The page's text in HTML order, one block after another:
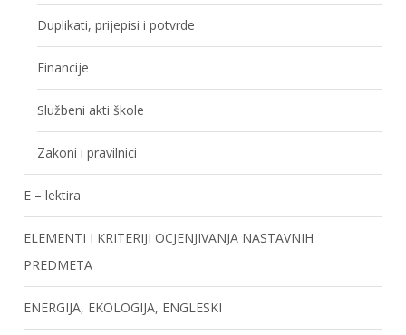
Duplikati, prijepisi i potvrde
Financije
Službeni akti škole
Zakoni i pravilnici
E – lektira
ELEMENTI I KRITERIJI OCJENJIVANJA NASTAVNIH
PREDMETA
ENERGIJA, EKOLOGIJA, ENGLESKI